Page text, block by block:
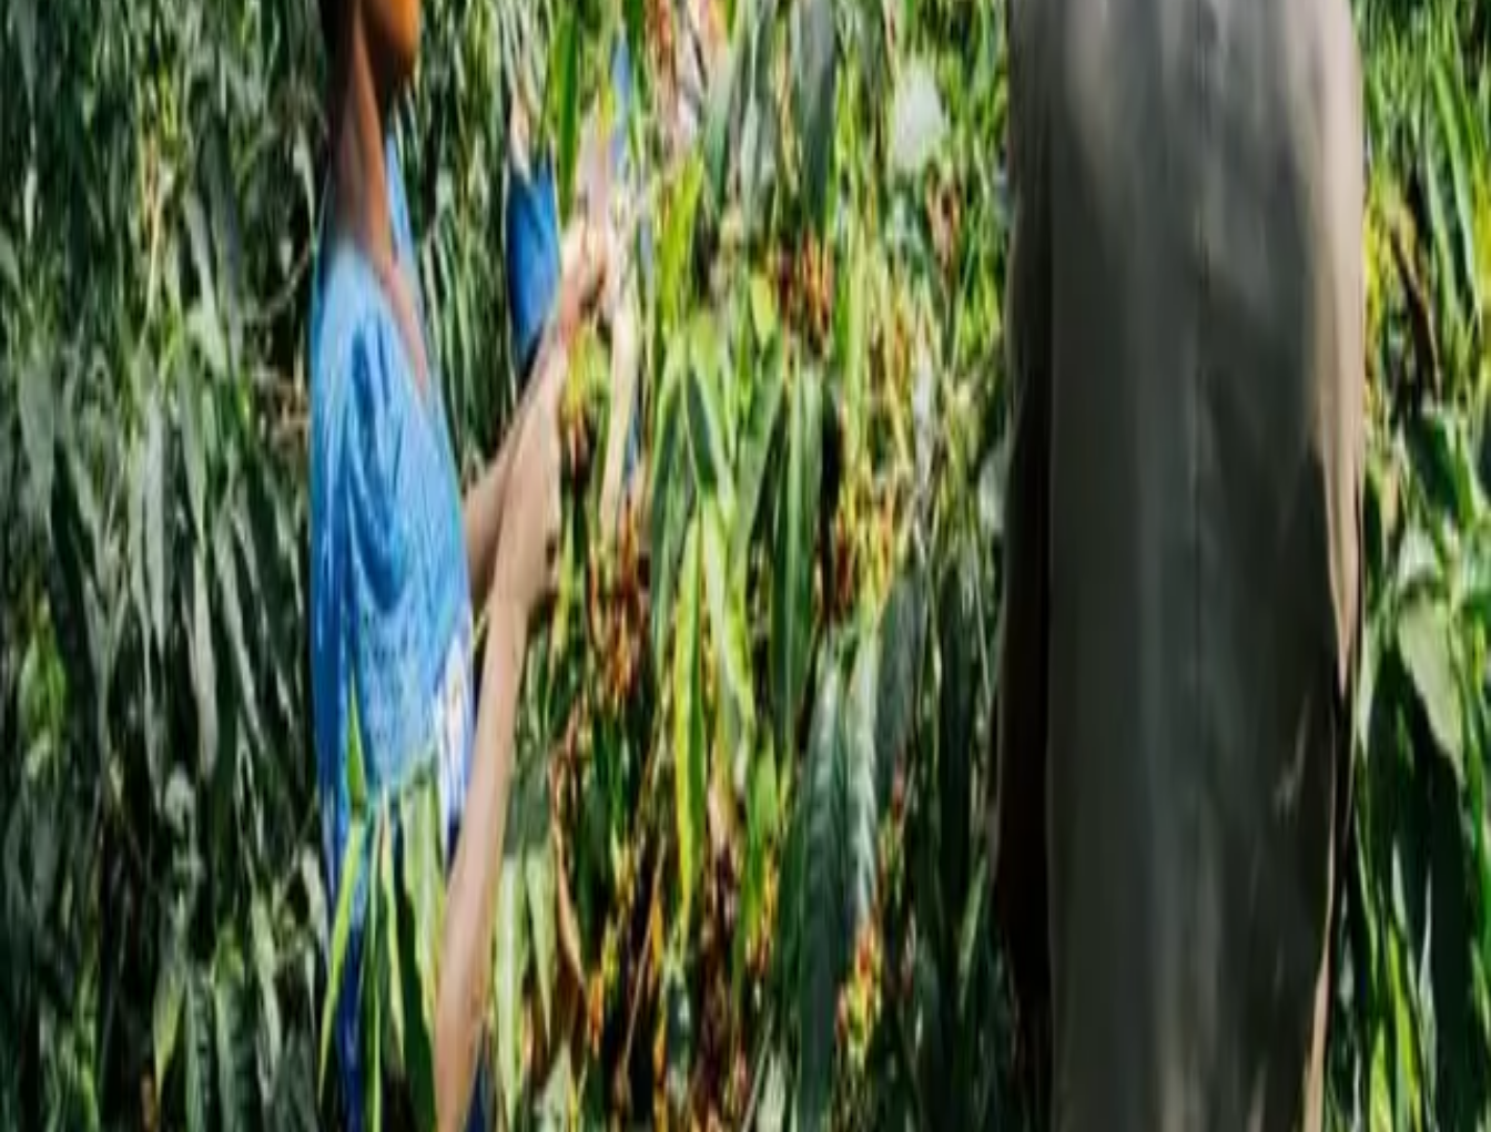
اشترك
ع RU
ع
حوارات
أخبار
تأملات
دراسات
الرئيسية
ستاربكس تعتزم توظيف آلاف المدراء الجدد بحلول عام 2026
News
ستاربكس تعتزم توظيف آلاف المدراء الجدد بحلول عام 2026
Qahwa World
23 أكتوبر 2025
3 دقيقة للقراءة
مشاركة
سياتل – قهوة ورلد